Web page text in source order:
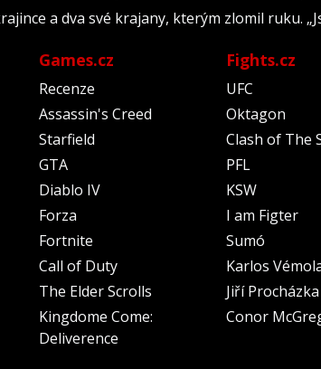
a dva své krajany, kterým zlomil ruku.
Games.cz
Recenze
Assassin's Creed
Starfield
GTA
Diablo IV
Forza
Fortnite
Call of Duty
The Elder Scrolls
Kingdome Come:
Deliverence
Fights.cz
UFC
Oktagon
Clash of The
PFL
KSW
I am Figter
Sumó
Karlos
Jiří Procházka
Conor